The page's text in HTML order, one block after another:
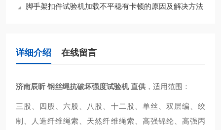
脚手架扣件试验机加载不平稳有卡顿的原因及解决方法
详细介绍 在线留言
济南辰昕 钢丝绳抗破坏强度试验机 直供 ，适用范围：
三股、四股、六股、八股、十二股、单丝、双层编、绞
制、人造纤维绳索、天然纤维绳索、高强锦纶、高强丙